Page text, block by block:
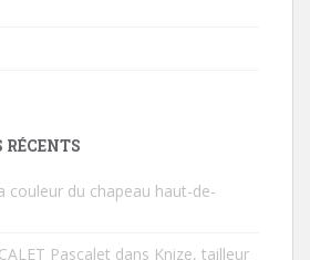
couleur du chapeau haut-de-
Pascalet dans Knize, tailleur